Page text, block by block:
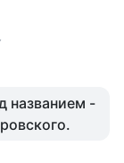
названием -